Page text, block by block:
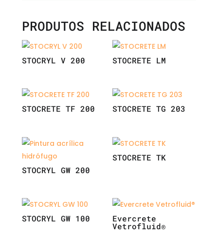
PRODUTOS RELACIONADOS
STOCRYL V 200 STOCRETE LM
STOCRETE TF 200 STOCRETE TG 203
STOCRYL GW 200
STOCRETE TK
STOCRYL GW 100 Evercrete
Vetrofluid®